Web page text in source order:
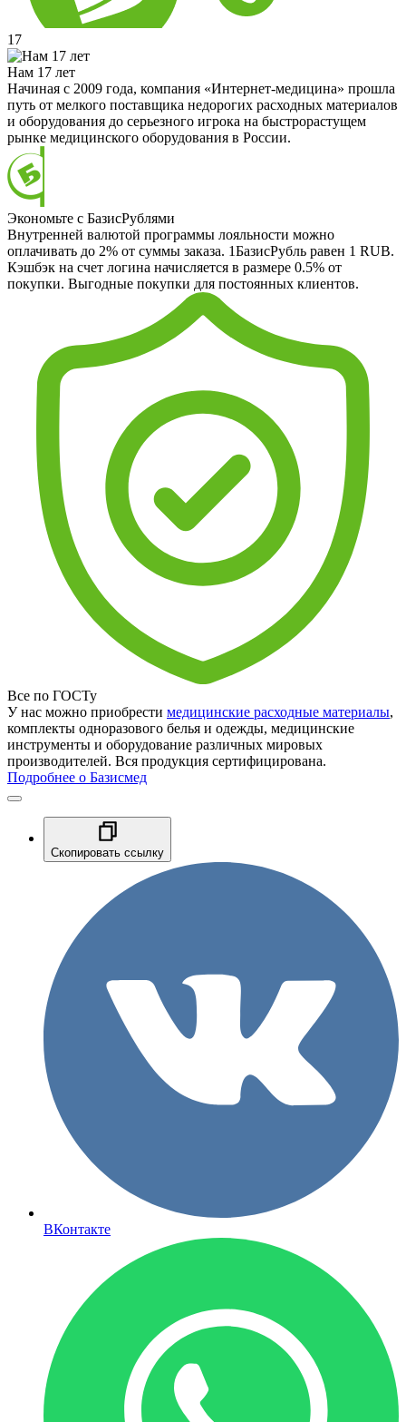
17
Нам 17 лет
Начиная с 2009 года, компания «Интернет-медицина» прошла
путь от мелкого поставщика недорогих расходных материалов
и оборудования до серьезного игрока на быстрорастущем
рынке медицинского оборудования в России.
Экономьте с БазисРублями
Внутренней валютой программы лояльности можно
оплачивать до 2% от суммы заказа. 1БазисРубль равен 1 RUB.
Кэшбэк на счет логина начисляется в размере 0.5% от
покупки. Выгодные покупки для постоянных клиентов.
Все по ГОСТу
У нас можно приобрести медицинские расходные материалы,
комплекты одноразового белья и одежды, медицинские
инструменты и оборудование различных мировых
производителей. Вся продукция сертифицирована.
Подробнее о Базисмед
Скопировать ссылку
ВКонтакте